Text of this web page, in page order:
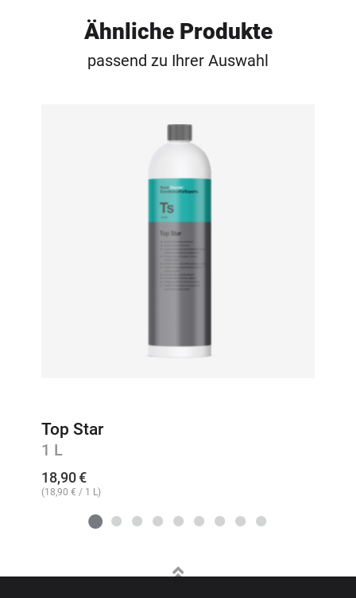
Ähnliche Produkte
passend zu Ihrer Auswahl
Top Star
1 L
18,90€
(18,90 € / 1 L)